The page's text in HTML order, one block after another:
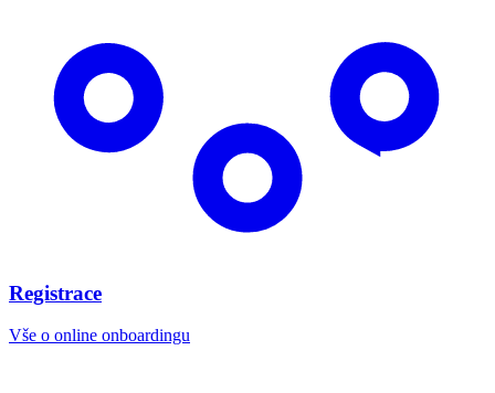
Registrace
Vše o online onboardingu